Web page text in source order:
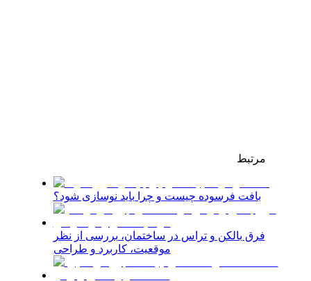
مرتبط
بافت فرسوده چیست و چرا باید نوسازی شود؟
فرق بالکن و تراس در ساختمان، بررسی از نظر
موقعیت، کاربرد و طراحی